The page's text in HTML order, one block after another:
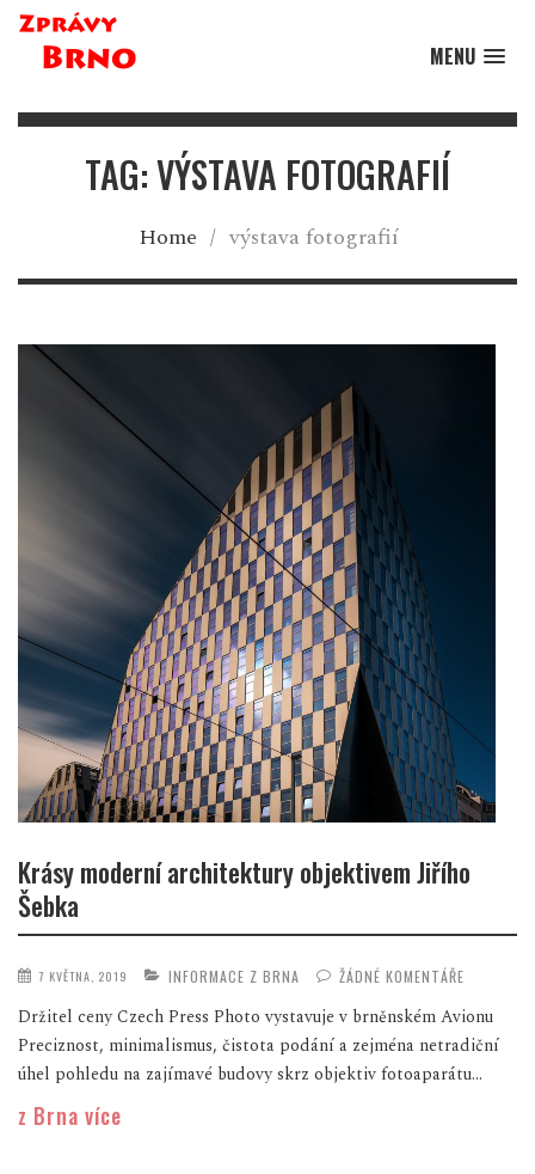
MENU
TAG: VÝSTAVA FOTOGRAFIÍ
Home / výstava fotografií
Krásy moderní architektury objektivem Jiřího
Šebka
7 KVĚTNA, 2019 INFORMACE Z BRNA ŽÁDNÉ KOMENTÁŘE
Držitel ceny Czech Press Photo vystavuje v brněnském Avionu
Preciznost, minimalismus, čistota podání a zejména netradiční
úhel pohledu na zajímavé budovy skrz objektiv fotoaparátu...
z Brna více